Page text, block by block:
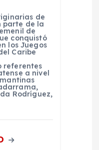
de
parte de la
de
conquistó
los Juegos
Caribe
referentes
a nivel
Rodríguez,